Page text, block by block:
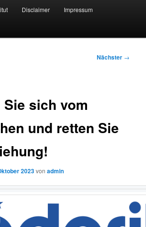
Forschung und
Disclaimer Impressum
Nächster →
sich vom
und retten Sie
2023vonadmin